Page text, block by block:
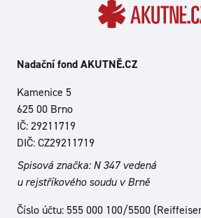
Nadační fond AKUTNĚ.CZ
Kamenice 5
625 00 Brno
IČ: 29211719
DIČ: CZ29211719
Spisová značka: N 347 vedená
u rejstříkového soudu v Brně
Číslo účtu: 555 000 100/5500